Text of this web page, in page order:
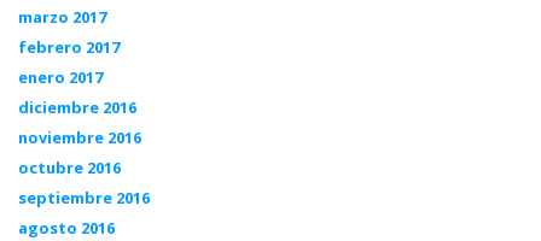
marzo 2017
febrero 2017
enero 2017
diciembre 2016
noviembre 2016
octubre 2016
septiembre 2016
agosto 2016